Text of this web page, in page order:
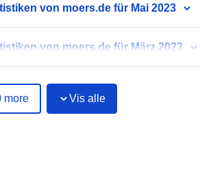
von moers.de für Mai 2023
von moers.de für März 2023
more Vis alle